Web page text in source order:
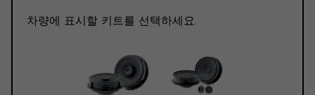
차량에 표시할 키트를 선택하세요.